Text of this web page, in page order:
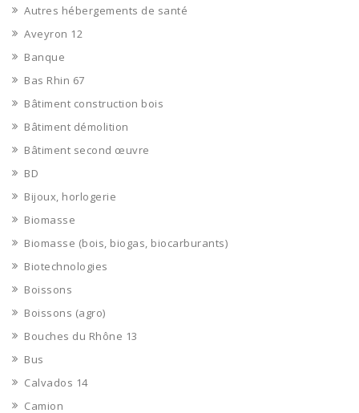
Autres hébergements de santé
Aveyron 12
Banque
Bas Rhin 67
Bâtiment construction bois
Bâtiment démolition
Bâtiment second œuvre
BD
Bijoux, horlogerie
Biomasse
Biomasse (bois, biogas, biocarburants)
Biotechnologies
Boissons
Boissons (agro)
Bouches du Rhône 13
Bus
Calvados 14
Camion